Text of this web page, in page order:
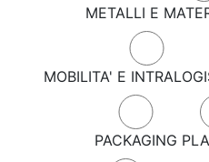
METALLI E
MOBILITA' E
PACKAGING